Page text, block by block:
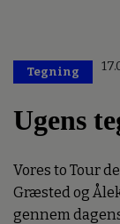
Tegning
Ugens
Vores to Tour
Græsted og
gennem